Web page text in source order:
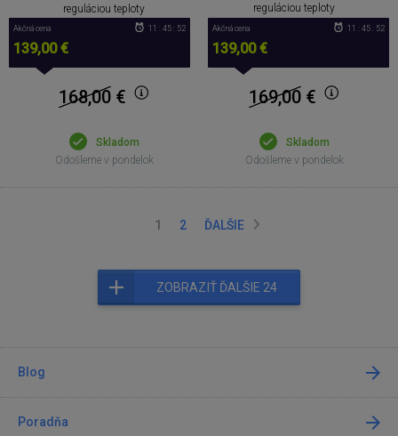
reguláciou teploty
Akčná cena
139,00 €
11 : 45 : 51
168,00 €
Skladom
Odošleme v pondelok
reguláciou teploty
Akčná cena
139,00 €
11 : 45 : 51
169,00 €
Skladom
Odošleme v pondelok
1 2 ĎALŠIE
ZOBRAZIŤ ĎALŠIE 24
Blog
Poradňa